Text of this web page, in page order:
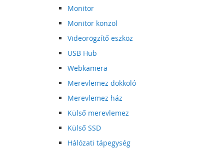
Monitor
Monitor konzol
Videorögzítő eszköz
USB Hub
Webkamera
Merevlemez dokkoló
Merevlemez ház
Külső merevlemez
Külső SSD
Hálózati tápegység